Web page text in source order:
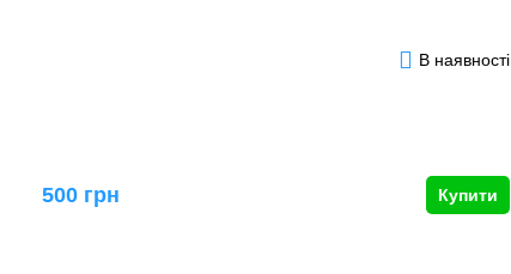
В наявності
500 грн Купити